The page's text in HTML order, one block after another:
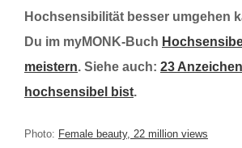
Hochsensibilität besser umgehen
Du im myMONK-Buch
meistern. Siehe auch: 23
hochsensibel bist.
Photo: Female beauty, 22 million views